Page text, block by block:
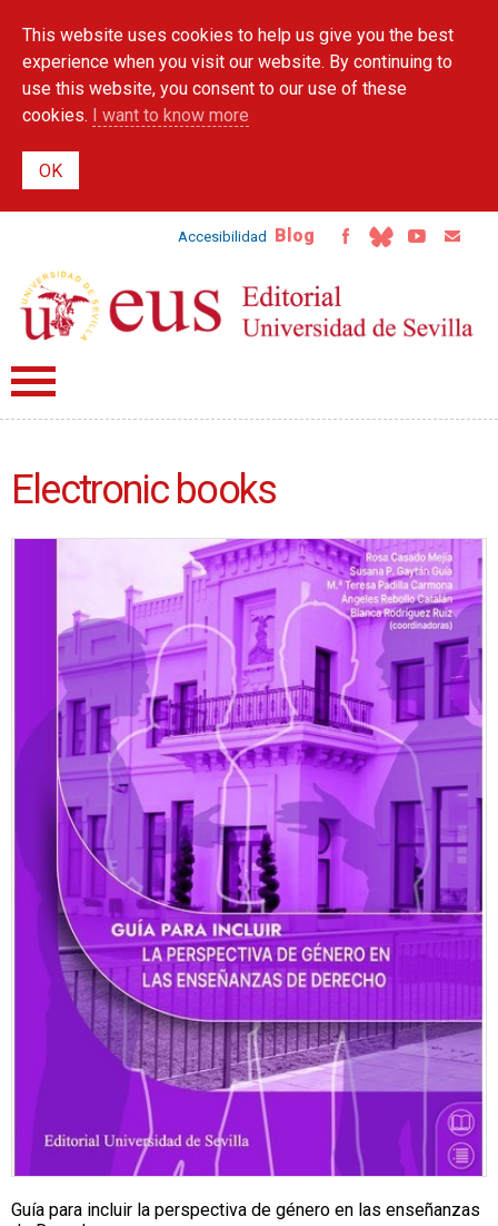
main
content
This website uses cookies to help us give you the best
experience when you visit our website. By continuing to
use this website, you consent to our use of these
cookies. I want to know more
Accesibilidad Blog
Electronic books
Guía para incluir la perspectiva de género en las enseñanzas